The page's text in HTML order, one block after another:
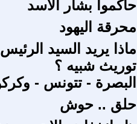
حاكموا بشار الأسد
محرقة اليهود
ماذا يريد السيد
توريث شبيه ؟
البصرة - تتونس -
حلق .. حوش